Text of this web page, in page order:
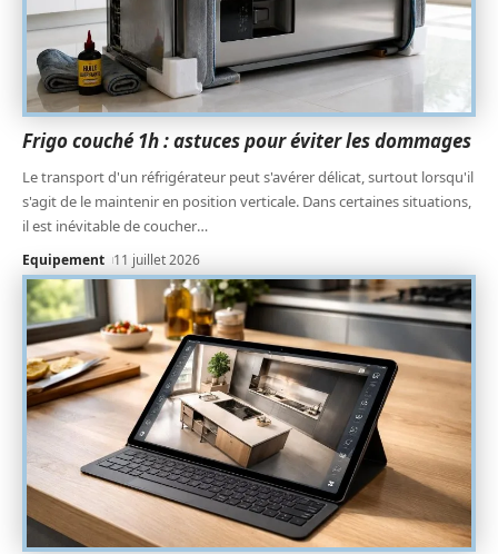
Frigo couché 1h : astuces pour éviter les dommages
Le transport d'un réfrigérateur peut s'avérer délicat, surtout lorsqu'il
s'agit de le maintenir en position verticale. Dans certaines situations,
il est inévitable de coucher…
Equipement 11 juillet 2026